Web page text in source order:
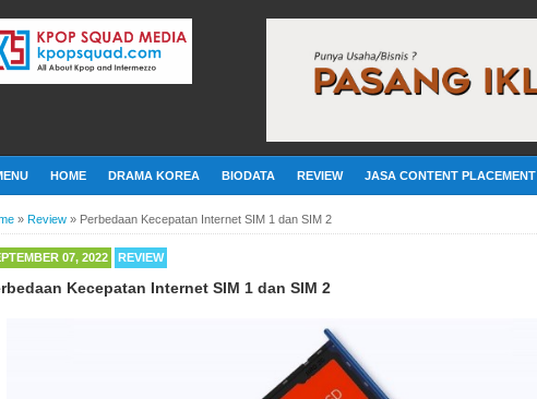
HOME DRAMA KOREA BIODATA REVIEW JASA CONTENT PLACEMENT
» Review » Perbedaan Kecepatan Internet SIM 1 dan SIM 2
07, 2022 REVIEW
Kecepatan Internet SIM 1 dan SIM 2